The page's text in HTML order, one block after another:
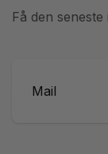
Få den